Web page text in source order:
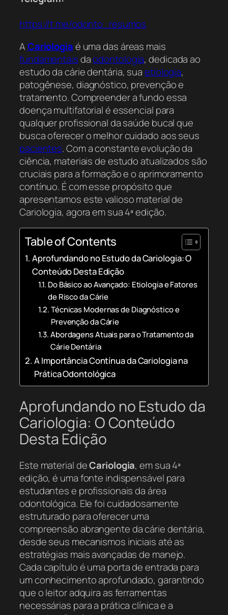
https://t.me/odonto_resumos
ACariologiaé uma das áreas mais
fundamentaisdaodontologia, dedicada ao
estudo da cárie dentária, suaetiologia,
patogênese, diagnóstico, prevenção e
tratamento. Compreender a fundo essa
doença multifatorial é essencial para
qualquer profissional da saúde bucal que
busca oferecer o melhor cuidado aos seus
pacientes. Com a constante evolução da
ciência, materiais de estudo atualizados são
cruciais para a formação e o aprimoramento
contínuo. É com esse propósito que
apresentamos este valioso material de
Cariologia, agora em sua 4ª edição.
Table of Contents
Aprofundando no Estudo da Cariologia: O
Conteúdo Desta Edição
Do Básico ao Avançado: Etiologia e Fatores
de Risco da Cárie
Técnicas Modernas de Diagnóstico e
Prevenção da Cárie
Abordagens Atuais para o Tratamento da
Cárie Dentária
A Importância Contínua da Cariologia na
Prática Odontológica
Aprofundando no Estudo da
Cariologia: O Conteúdo
Desta Edição
Este material deCariologia, em sua 4ª
edição, é uma fonte indispensável para
estudantes e profissionais da área
odontológica. Ele foi cuidadosamente
estruturado para oferecer uma
compreensão abrangente da cárie dentária,
desde seus mecanismos iniciais até as
estratégias mais avançadas de manejo.
Cada capítulo é uma porta de entrada para
um conhecimento aprofundado, garantindo
que o leitor adquira as ferramentas
necessárias para a prática clínica e a